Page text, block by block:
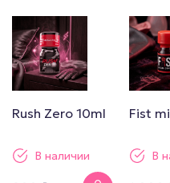
Rush Zero 10ml
В наличии
Fist
В